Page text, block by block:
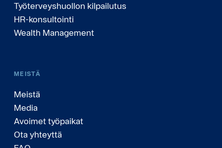
Työterveyshuollon kilpailutus
HR-konsultointi
Wealth Management
MEISTÄ
Meistä
Media
Avoimet työpaikat
Ota yhteyttä